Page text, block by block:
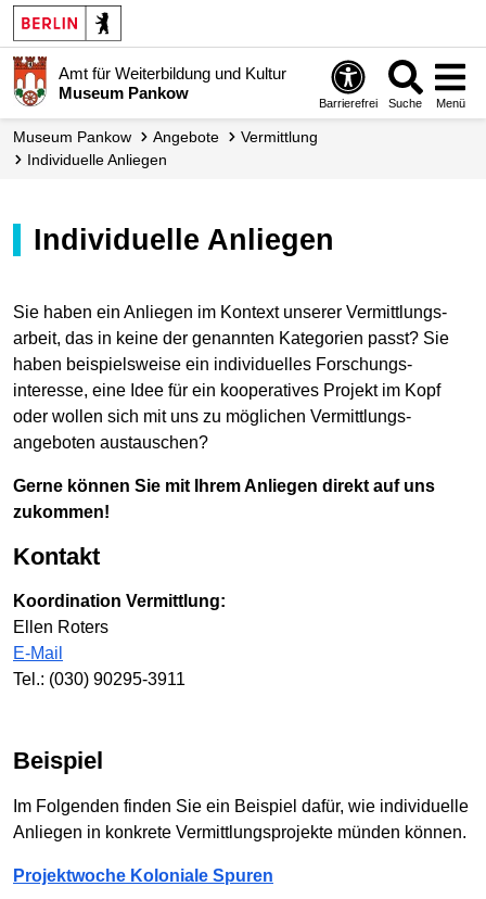
Amt für Weiterbildung und Kultur
Museum Pankow
Barrierefrei Suche Menü
Museum Pankow Angebote
Vermittlung
Individuelle Anliegen
Individuelle Anliegen
Sie haben ein Anliegen im Kontext unserer Ver­mittlungs­
arbeit, das in keine der genannten Kategorien passt? Sie
haben beispiels­weise ein individu­elles Forschungs­
interesse, eine Idee für ein ko­operatives Projekt im Kopf
oder wollen sich mit uns zu möglichen Ver­mittlungs­
angeboten aus­tauschen?
Gerne können Sie mit Ihrem Anliegen direkt auf uns
zukommen!
Kontakt
Koordination Vermittlung:
Ellen Roters
E-Mail
Tel.: (030) 90295-3911
Beispiel
Im Folgenden finden Sie ein Beispiel dafür, wie individu­elle
Anliegen in konkrete Ver­mittlungs­projekte münden können.
Projektwoche Koloniale Spuren